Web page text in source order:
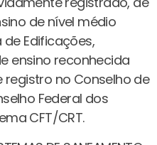
de nível médio
Edificações,
ensino reconhecida
no Conselho de
Federal dos
CFT/CRT.